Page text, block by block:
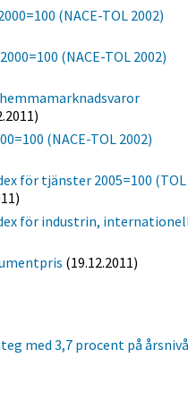
(NACE-TOL 2002)
(NACE-TOL 2002)
(NACE-TOL 2002)
för tjänster 2005=100 (TOL
för industrin,
(19.12.2011)
med 3,7 procent på